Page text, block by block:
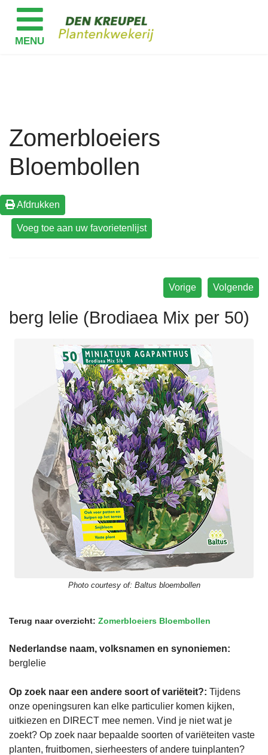
Zomerbloeiers
Bloembollen
Afdrukken
Volgende
Vorige
berg lelie (Brodiaea Mix per 50)
Photo courtesy of: Baltus bloembollen
Terug naar overzicht: Zomerbloeiers Bloembollen
Nederlandse naam, volksnamen en synoniemen:
berglelie
Op zoek naar een andere soort of variëteit?: Tijdens
onze openingsuren kan elke particulier komen kijken,
uitkiezen en DIRECT mee nemen. Vind je niet wat je
zoekt? Op zoek naar bepaalde soorten of variëteiten vaste
planten, fruitbomen, sierheesters of andere tuinplanten?